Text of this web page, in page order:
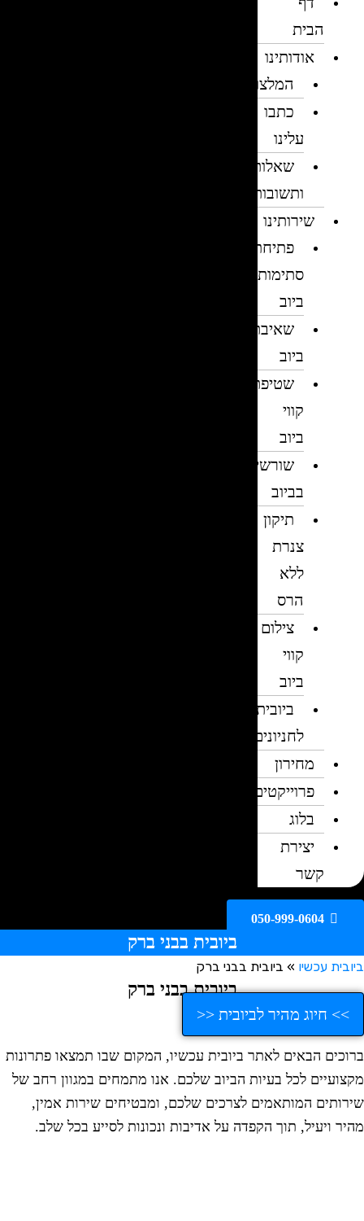
הבית
אודותינו
המלצות
כתבו
עלינו
שאלות
ותשובות
שירותינו
פתיחת
סתימות
ביוב
שאיבת
ביוב
שטיפת
קווי
ביוב
שורשים
בביוב
תיקון
צנרת
ללא
הרס
צילום
קווי
ביוב
ביובית
לחניונים
מחירון
פרוייקטים
בלוג
יצירת
קשר
050-999-0604
ביובית בבני ברק
עכשיו»ביובית בבני ברק
ביובית בבני ברק
>> חיוג מהיר לביובית <<
הבאים לאתר ביובית עכשיו, המקום שבו תמצאו פתרונות
לכל בעיות הביוב שלכם. אנו מתמחים במגוון רחב של
המותאמים לצרכים שלכם, ומבטיחים שירות אמין,
ויעיל, תוך הקפדה על אדיבות ונכונות לסייע בכל שלב.